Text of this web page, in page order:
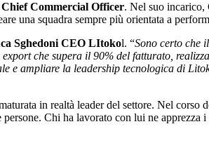
Chief Commercial Officer. Nel suo incarico,
una squadra sempre più orientata a
Sghedoni CEO LItokol. “Sono certo che
che supera il 90% del fatturato,
e ampliare la leadership tecnologica di
in realtà leader del settore. Nel corso
Chi ha lavorato con lui ne